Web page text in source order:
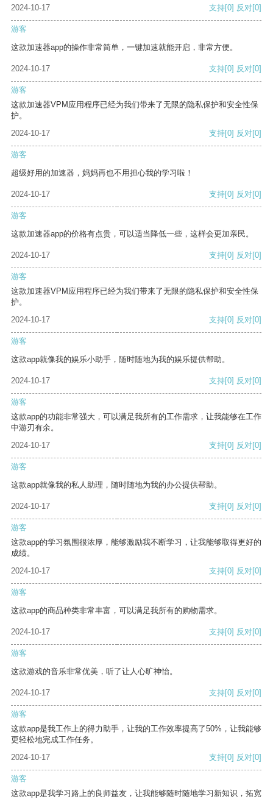
2024-10-17 支持[0] 反对[0]
游客
这款加速器app的操作非常简单，一键加速就能开启，非常方便。
2024-10-17 支持[0] 反对[0]
游客
这款加速器VPM应用程序已经为我们带来了无限的隐私保护和安全性保
护。
2024-10-17
支持[0] 反对[0]
游客
超级好用的加速器，妈妈再也不用担心我的学习啦！
2024-10-17 支持[0] 反对[0]
游客
这款加速器app的价格有点贵，可以适当降低一些，这样会更加亲民。
2024-10-17 支持[0] 反对[0]
游客
这款加速器VPM应用程序已经为我们带来了无限的隐私保护和安全性保
护。
2024-10-17
支持[0] 反对[0]
游客
这款app就像我的娱乐小助手，随时随地为我的娱乐提供帮助。
2024-10-17 支持[0] 反对[0]
游客
这款app的功能非常强大，可以满足我所有的工作需求，让我能够在工作
中游刃有余。
2024-10-17
支持[0] 反对[0]
游客
这款app就像我的私人助理，随时随地为我的办公提供帮助。
2024-10-17 支持[0] 反对[0]
游客
这款app的学习氛围很浓厚，能够激励我不断学习，让我能够取得更好的
成绩。
2024-10-17
支持[0] 反对[0]
游客
这款app的商品种类非常丰富，可以满足我所有的购物需求。
2024-10-17 支持[0] 反对[0]
游客
这款游戏的音乐非常优美，听了让人心旷神怡。
2024-10-17 支持[0] 反对[0]
游客
这款app是我工作上的得力助手，让我的工作效率提高了50%，让我能够
更轻松地完成工作任务。
2024-10-17
支持[0] 反对[0]
游客
这款app是我学习路上的良师益友，让我能够随时随地学习新知识，拓宽